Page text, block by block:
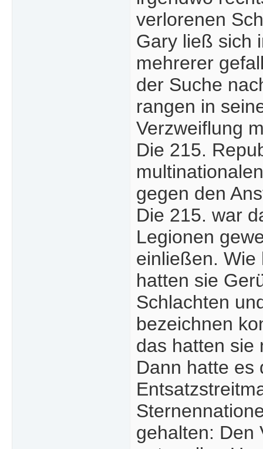
verlorenen
Gary ließ sich
mehrerer
der Suche
rangen in
Verzweiflung
Die 215.
gegen den
Die 215. war
Legionen
einließen. Wie
hatten sie
Schlachten
bezeichnen
das hatten sie
Dann hatte es
gehalten: Den